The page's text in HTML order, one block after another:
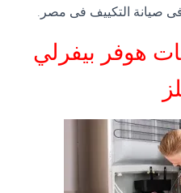
هوفر بيفرلي